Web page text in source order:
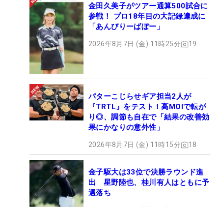
金田久美子がツアー通算500試合に
参戦！ プロ18年目の大記録達成に
「あんびりーばぼー」
2026年8月7日 (金) 11時25分 19
パターこじらせギア担当2人が
『TRTL』をテスト！高MOIで転が
り◎、調節も自在で「結果の改善効
果にかなりの意外性」
2026年8月7日 (金) 11時15分 18
金子駆大は33位で決勝ラウンド進
出 星野陸也、桂川有人はともに予
選落ち